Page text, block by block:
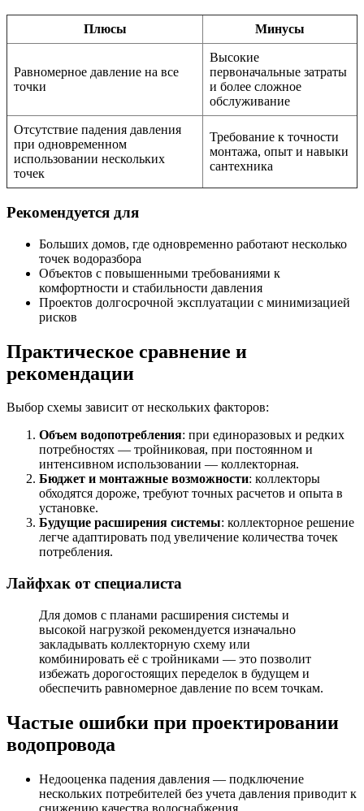
Плюсы Минусы
Равномерное давление на все
точки
Высокие
первоначальные затраты
и более сложное
обслуживание
Отсутствие падения давления
при одновременном
использовании нескольких
точек
Требование к точности
монтажа, опыт и навыки
сантехника
Рекомендуется для
Больших домов, где одновременно работают несколько
точек водоразбора
Объектов с повышенными требованиями к
комфортности и стабильности давления
Проектов долгосрочной эксплуатации с минимизацией
рисков
Практическое сравнение и
рекомендации
Выбор схемы зависит от нескольких факторов:
Объем водопотребления: при единоразовых и редких
потребностях — тройниковая, при постоянном и
интенсивном использовании — коллекторная.
Бюджет и монтажные возможности: коллекторы
обходятся дороже, требуют точных расчетов и опыта в
установке.
Будущие расширения системы: коллекторное решение
легче адаптировать под увеличение количества точек
потребления.
Лайфхак от специалиста
Для домов с планами расширения системы и
высокой нагрузкой рекомендуется изначально
закладывать коллекторную схему или
комбинировать её с тройниками — это позволит
избежать дорогостоящих переделок в будущем и
обеспечить равномерное давление по всем точкам.
Частые ошибки при проектировании
водопровода
Недооценка падения давления — подключение
нескольких потребителей без учета давления приводит к
снижению качества водоснабжения